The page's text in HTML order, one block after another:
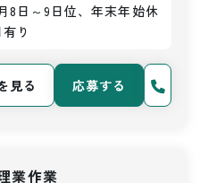
8日～9日位、年末年始休
り
見る 応募する
業作業